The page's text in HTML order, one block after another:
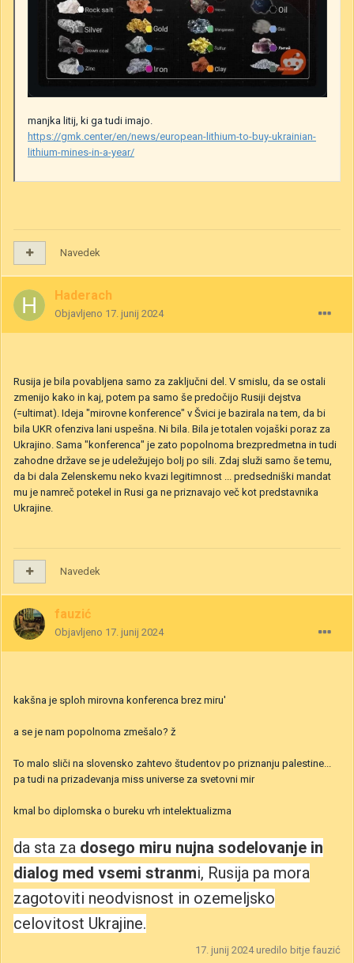
manjka litij, ki ga tudi imajo.
https://gmk.center/en/news/european-lithium-to-buy-ukrainian-
lithium-mines-in-a-year/
Navedek
Haderach
Objavljeno 17. junij 2024
Rusija je bila povabljena samo za zaključni del. V smislu, da se ostali
zmenijo kako in kaj, potem pa samo še predočijo Rusiji dejstva
(=ultimat). Ideja "mirovne konference" v Švici je bazirala na tem, da bi
bila UKR ofenziva lani uspešna. Ni bila. Bila je totalen vojaški poraz za
Ukrajino. Sama "konferenca" je zato popolnoma brezpredmetna in tudi
zahodne države se je udeležujejo bolj po sili. Zdaj služi samo še temu,
da bi dala Zelenskemu neko kvazi legitimnost ... predsedniški mandat
mu je namreč potekel in Rusi ga ne priznavajo več kot predstavnika
Ukrajine.
Navedek
fauzić
Objavljeno 17. junij 2024
kakšna je sploh mirovna konferenca brez miru'
a se je nam popolnoma zmešalo? ž
To malo sliči na slovensko zahtevo študentov po priznanju palestine...
pa tudi na prizadevanja miss universe za svetovni mir
kmal bo diplomska o bureku vrh intelektualizma
da sta za dosego miru nujna sodelovanje in
dialog med vsemi stranmi, Rusija pa mora
zagotoviti neodvisnost in ozemeljsko
celovitost Ukrajine.
17. junij 2024uredilo bitje fauzić